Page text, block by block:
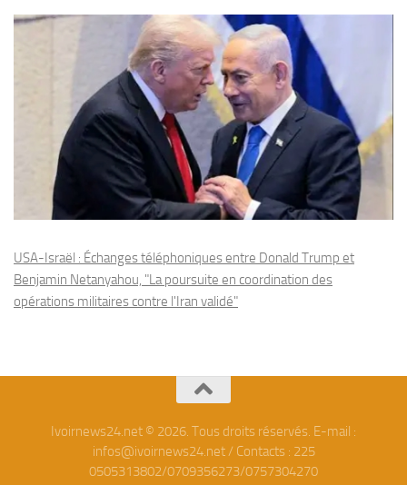
USA-Israël : Échanges téléphoniques entre Donald Trump et
Benjamin Netanyahou, "La poursuite en coordination des
opérations militaires contre l'Iran validé"
Ivoirnews24.net © 2026. Tous droits réservés. E-mail :
infos@ivoirnews24.net / Contacts : 225
0505313802/0709356273/0757304270